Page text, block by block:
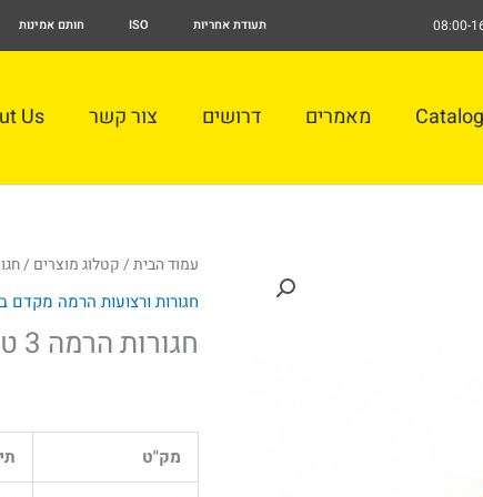
תעודת אחריות ISO חותם אמינות
מאמרים דרושים צור קשר Us
עמוד הבית/ קטלוג מוצרים /
חגורות ורצועות הרמה מקדם
חגורות הרמה 3 טון
מק"ט